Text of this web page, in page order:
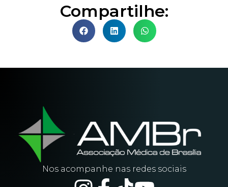
Compartilhe:
Nos acompanhe nas redes sociais